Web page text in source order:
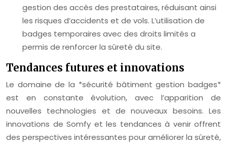
gestion des accès des prestataires, réduisant ainsi
les risques d’accidents et de vols. L’utilisation de
badges temporaires avec des droits limités a
permis de renforcer la sûreté du site.
Tendances futures et innovations
Le domaine de la *sécurité bâtiment gestion badges*
est en constante évolution, avec l’apparition de
nouvelles technologies et de nouveaux besoins. Les
innovations de Somfy et les tendances à venir offrent
des perspectives intéressantes pour améliorer la sûreté,